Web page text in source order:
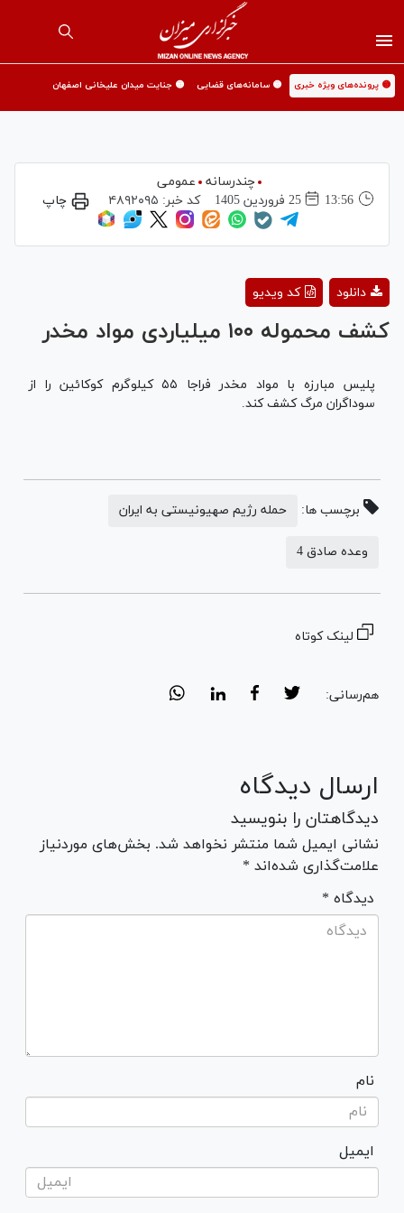
🟡 پرونده‌های ویژه خبری 🟡 سامانه‌های قضایی 🟡 جنایت میدان علیخانی اصفهان
چندرسانه
عمومی
13:56
25 فروردين 1405 کد خبر: ۴۸۹۲۰۹۵ چاپ
Video
کد ویدیو دانلود
کشف محموله ۱۰۰ میلیاردی مواد مخدر
پلیس مبارزه با مواد مخدر فراجا ۵۵ کیلوگرم کوکائین را از
سوداگران مرگ کشف کند.
برچسب ها: حمله رژیم صهیونیستی به ایران
وعده صادق 4
لینک کوتاه
هم‌رسانی:
ارسال دیدگاه
دیدگاهتان را بنویسید
نشانی ایمیل شما منتشر نخواهد شد. بخش‌های موردنیاز
علامت‌گذاری شده‌اند *
* دیدگاه
نام
ایمیل